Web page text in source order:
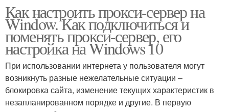
Как настроить прокси-сервер на
Window. Как подключиться и
поменять прокси-сервер, его
настройка на Windows 10
При использовании интернета у пользователя могут
возникнуть разные нежелательные ситуации –
блокировка сайта, изменение текущих характеристик в
незапланированном порядке и другие. В первую